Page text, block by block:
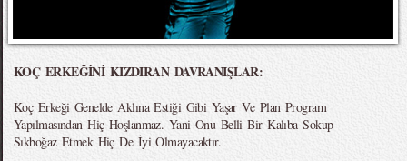
KOÇ ERKEĞİNİ KIZDIRAN DAVRANIŞLAR:
Koç Erkeği Genelde Aklına Estiği Gibi Yaşar Ve Plan Program
Yapılmasından Hiç Hoşlanmaz. Yani Onu Belli Bir Kalıba Sokup
Sıkboğaz Etmek Hiç De İyi Olmayacaktır.